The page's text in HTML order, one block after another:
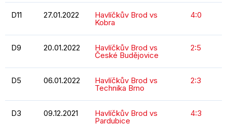
D11 27.01.2022 Havlíčkův Brod vs
Kobra
4:0
D9 20.01.2022 Havlíčkův Brod vs
České Budějovice
2:5
D5 06.01.2022 Havlíčkův Brod vs
Technika Brno
2:3
D3 09.12.2021 Havlíčkův Brod vs
Pardubice
4:3